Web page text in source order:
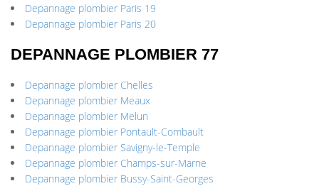
Depannage plombier Paris 19
Depannage plombier Paris 20
DEPANNAGE PLOMBIER 77
Depannage plombier Chelles
Depannage plombier Meaux
Depannage plombier Melun
Depannage plombier Pontault-Combault
Depannage plombier Savigny-le-Temple
Depannage plombier Champs-sur-Marne
Depannage plombier Bussy-Saint-Georges